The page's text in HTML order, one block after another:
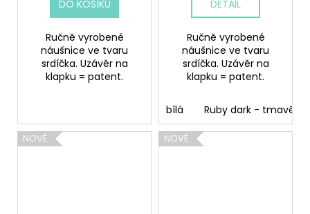
DO KOŠÍKU
Ručně vyrobené
náušnice ve tvaru
srdíčka. Uzávěr na
klapku = patent.
DETAIL
Ručně vyrobené
náušnice ve tvaru
srdíčka. Uzávěr na
klapku = patent.
bílá Ruby dark - tmavě
NOVÉ NOVÉ